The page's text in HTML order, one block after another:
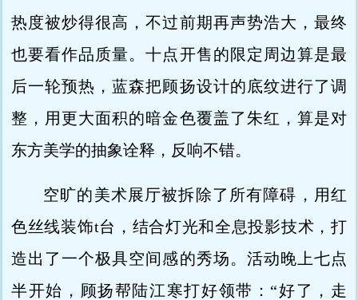
热度被炒得很高，不过前期再声势浩大，最终
也要看作品质量。十点开售的限定周边算是最
后一轮预热，蓝森把顾扬设计的底纹进行了调
整，用更大面积的暗金色覆盖了朱红，算是对
东方美学的抽象诠释，反响不错。
空旷的美术展厅被拆除了所有障碍，用红
色丝线装饰t台，结合灯光和全息投影技术，打
造出了一个极具空间感的秀场。活动晚上七点
半开始，顾扬帮陆江寒打好领带：“好了，走